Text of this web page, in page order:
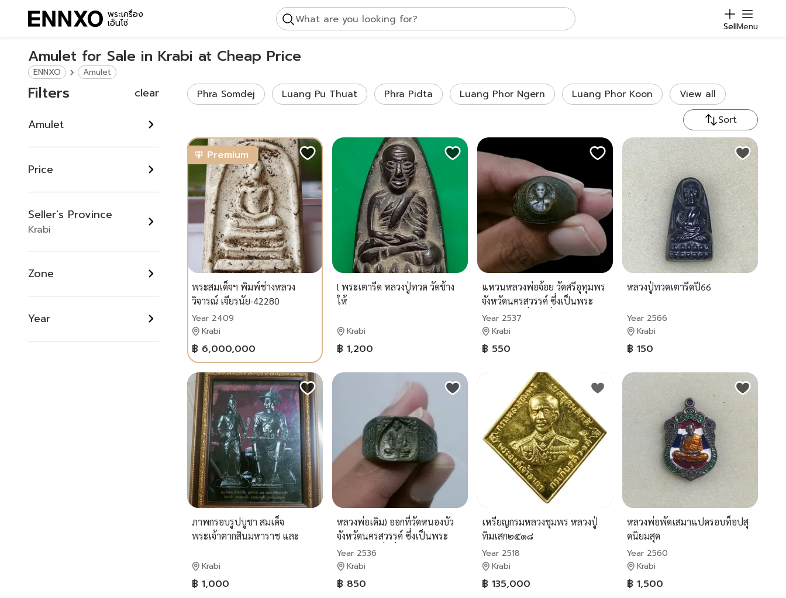
พระเครื่อง
เอ็นโซ่ What are you looking for?
SellMenu
Amulet for Sale in Krabi at Cheap Price
ENNXO Amulet
Premium
พระสมเด็จฯ พิมพ์ช่างหลวง
วิจารณ์ เจียรนัย-42280
Year 2409
Krabi
฿ 6,000,000
l พระเตารีด หลวงปู่ทวด วัดช้าง
ให้
Krabi
฿ 1,200
แหวนหลวงพ่อจ้อย วัดศรีอุทุมพร
จังหวัดนครสวรรค์ ซึ่งเป็นพระ
เกจิอาจารย์ชื่อดัง ที่ผู้คนให้ความ
เคารพศรัทธาอย่างมาก
Year 2537
Krabi
฿ 550
หลวงปู่ทวดเตารีดปี66
Year 2566
Krabi
฿ 150
ภาพกรอบรูปบูชา สมเด็จ
พระเจ้าตากสินมหาราช และ
Krabi
฿ 1,000
หลวงพ่อเดิม) ออกที่วัดหนองบัว
จังหวัดนครสวรรค์ ซึ่งเป็นพระ
เกจิอาจารย์ที่มีชื่อเสียงอย่างมาก
วัตถุมงคลย้อนยุคที่ออกวัด
หนองบัว
Year 2536
Krabi
฿ 850
เหรียญกรมหลวงชุมพร หลวงปู่
ทิมเสก๒๕๑๘
Year 2518
Krabi
฿ 135,000
หลวงพ่อพัดเสมาแปดรอบท็อปสุ
ดนิยมสุด
Year 2560
Krabi
฿ 1,500
Phra Somdej Luang Pu Thuat Phra Pidta Luang Phor Ngern Luang Phor Koon
View all
Sort
Filters
clear
Amulet
Price
Seller's Province
Krabi
Zone
Year